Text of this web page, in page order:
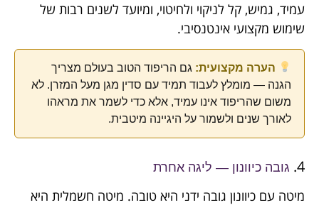
עמיד, גמיש, קל לניקוי ולחיטוי, ומיועד לשנים רבות של
שימוש מקצועי אינטנסיבי.
הערה מקצועית: גם הריפוד הטוב בעולם מצריך
הגנה — מומלץ לעבוד תמיד עם סדין מגן מעל המזרן. לא
משום שהריפוד אינו עמיד, אלא כדי לשמר את מראהו
לאורך שנים ולשמור על היגיינה מיטבית.
4. גובה כיוונון — ליגה אחרת
מיטה עם כיוונון גובה ידני היא טובה. מיטה חשמלית היא